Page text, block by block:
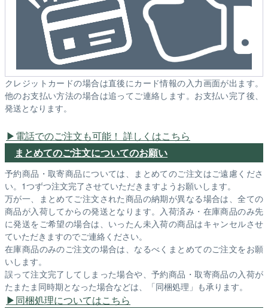
クレジットカードの場合は直後にカード情報の入力画面が出ます。
他のお支払い方法の場合は追ってご連絡します。お支払い完了後、
発送となります。
電話でのご注文も可能！ 詳しくはこちら
まとめてのご注文についてのお願い
予約商品・取寄商品については、まとめてのご注文はご遠慮くださ
い。1つずつ注文完了させていただきますようお願いします。
万が一、まとめてご注文された商品の納期が異なる場合は、全ての
商品が入荷してからの発送となります。入荷済み・在庫商品のみ先
に発送をご希望の場合は、いったん未入荷の商品はキャンセルさせ
ていただきますのでご連絡ください。
在庫商品のみのご注文の場合は、なるべくまとめてのご注文をお願
いします。
誤って注文完了してしまった場合や、予約商品・取寄商品の入荷が
たまたま同時期となった場合などは、「同梱処理」も承ります。
同梱処理についてはこちら